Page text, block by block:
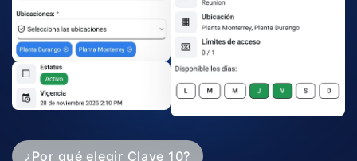
¿Por qué elegir Clave 10?